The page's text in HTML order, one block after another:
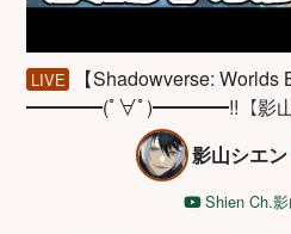
LIVE
【Shadowverse:
━━━━(ﾟ∀ﾟ)━━━━!!【影山シ
影山シエン
Shien Ch.影